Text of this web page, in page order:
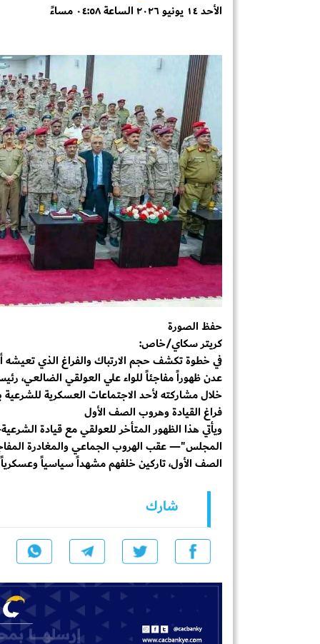
الأحد ١٤ يونيو ٢٠٢٦ الساعة ٠٤:٥٨ مساءً
حفظ الصورة
كريتر سكاي/خاص:
​في خطوة تكشف حجم الارتباك والفراغ الذي تعيشه
عدن ظهوراً مفاجئاً للواء علي العولقي الضالعي،
خلال مشاركته لأحد الاجتماعات العسكرية للشرعية
​فراغ القيادة وهروب الصف الأول
​ويأتي هذا الظهور المتأخر للعولقي مع قيادة
المجلس"— عقب الهروب الجماعي والمغادرة
الصف الأول، تاركين خلفهم مشهداً سياسياً
شارك